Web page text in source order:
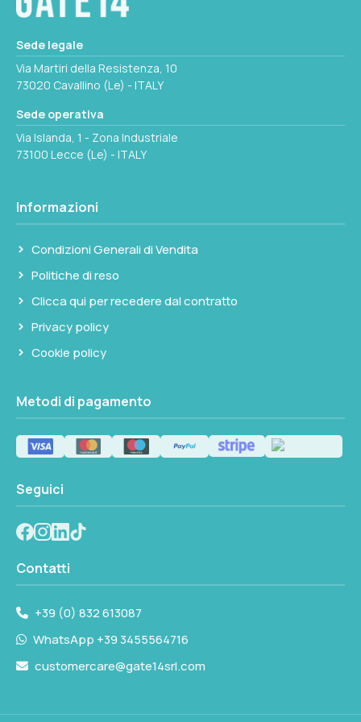
consente di passare rapidamente da un
elevato senza perdere il soggetto inquadrato.
Garanzia Nikon 10 anni.
Sede legale
Via Martiri della Resistenza, 10
73020 Cavallino (Le) - ITALY
Sede operativa
Via Islanda, 1 - Zona Industriale
73100 Lecce (Le) - ITALY
Informazioni
Condizioni Generali di Vendita
Politiche di reso
Clicca qui per recedere dal contratto
Privacy policy
Cookie policy
Metodi di pagamento
Seguici
Contatti
+39 (0) 832 613087
WhatsApp +39 3455564716
customercare@gate14srl.com